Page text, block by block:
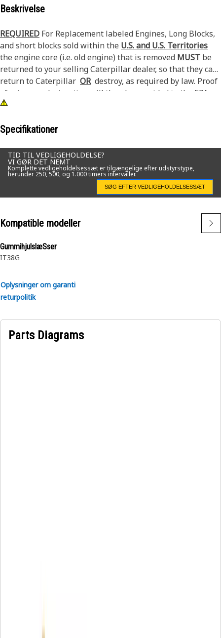
Beskrivelse
REQUIRED For Replacement labeled Engines, Long Blocks,
and short blocks sold within the U.S. and U.S. Territories
the engine core (i.e. old engine) that is removed MUST be
returned to your selling Caterpillar dealer, so that they can
return to Caterpillar ORdestroy, as required by law. Proof
of return or destruction will then be provided to the EPA
and or California ARB if required. See PELJ1301 for
Specifikationer
TID TIL VEDLIGEHOLDELSE?
VI GØR DET NEMT
Komplette vedligeholdelsessæt er tilgængelige efter udstyrstype,
herunder 250, 500, og 1.000 timers intervaller.
SØG EFTER VEDLIGEHOLDELSESSÆT
Kompatible modeller
GummihjulslæSser
IT38G
Oplysninger om garanti
returpolitik
Parts Diagrams